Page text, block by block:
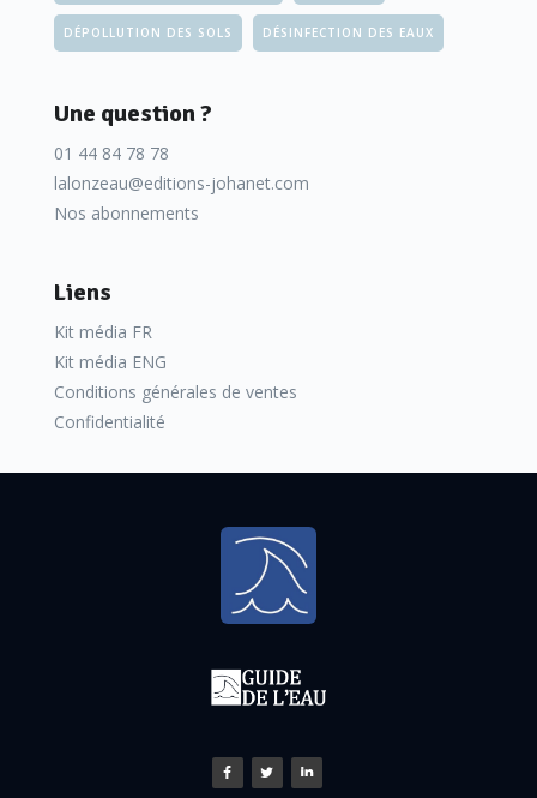
DÉPOLLUTION DES SOLS DÉSINFECTION DES EAUX
Une question ?
01 44 84 78 78
lalonzeau@editions-johanet.com
Nos abonnements
Liens
Kit média FR
Kit média ENG
Conditions générales de ventes
Confidentialité